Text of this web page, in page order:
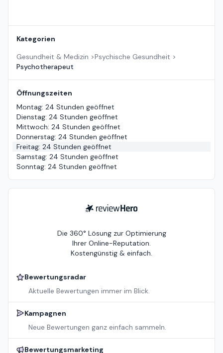
Kategorien
Gesundheit & Medizin >Psychische Gesundheit >
Psychotherapeut
Öffnungszeiten
Montag: 24 Stunden geöffnet
Dienstag: 24 Stunden geöffnet
Mittwoch: 24 Stunden geöffnet
Donnerstag: 24 Stunden geöffnet
Freitag: 24 Stunden geöffnet
Samstag: 24 Stunden geöffnet
Sonntag: 24 Stunden geöffnet
ReviewHero
Die 360° Lösung zur Optimierung
Ihrer Online-Reputation.
Kostengünstig & einfach.
Bewertungsradar
Aktuelle Bewertungen immer im Blick.
Kampagnen
Neue Bewertungen ganz einfach sammeln.
Bewertungsmarketing